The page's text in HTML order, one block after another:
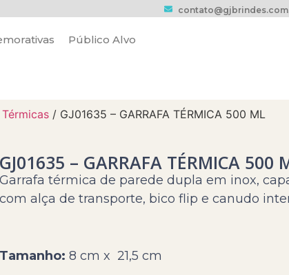
Público Alvo
/ GJ01635 – GARRAFA TÉRMICA 500 ML
GJ01635 – GARRAFA TÉRMICA 500
Garrafa térmica de parede dupla em inox,
com alça de transporte, bico flip e canudo
Tamanho: 8 cm x 21,5 cm